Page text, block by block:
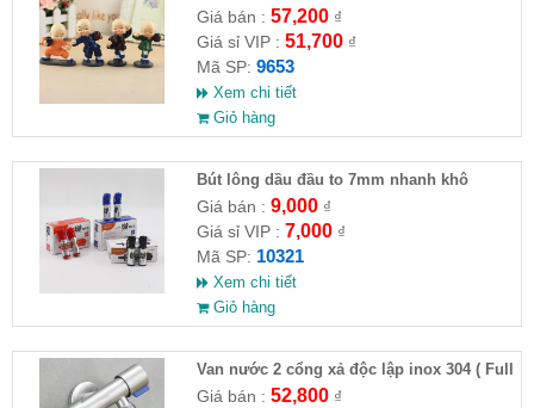
HĐ )
Giá bán : 57,200₫
Giá sỉ VIP : 51,700₫
Mã SP: 9653
Xem chi tiết
Giỏ hàng
Bút lông dầu đầu to 7mm nhanh khô
Giá bán : 9,000₫
Giá sỉ VIP : 7,000₫
Mã SP: 10321
Xem chi tiết
Giỏ hàng
Van nước 2 cổng xả độc lập inox 304 ( Full
VAT )
Giá bán : 52,800₫